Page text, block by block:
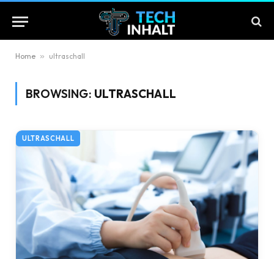
Home » ultraschall
BROWSING: ULTRASCHALL
ULTRASCHALL